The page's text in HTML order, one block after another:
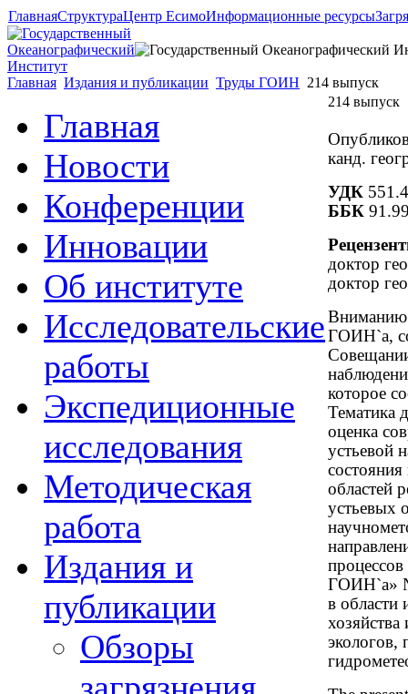
ГлавнаяСтруктураЦентр ЕсимоИнформационные ресурсы
Главная Издания и публикации Труды ГОИН 214 выпуск
Главная
Новости
Конференции
Инновации
Об институте
Исследовательские
работы
Экспедиционные
исследования
Методическая
работа
Издания и
публикации
Обзоры
214 выпуск
канд.
УДК
ББК
доктор
доктор
Вниманию
ГОИН`а,
которое
Тематика
оценка
устьевой
областей
устьевых
ГОИН`а»
в области
хозяйства
экологов,